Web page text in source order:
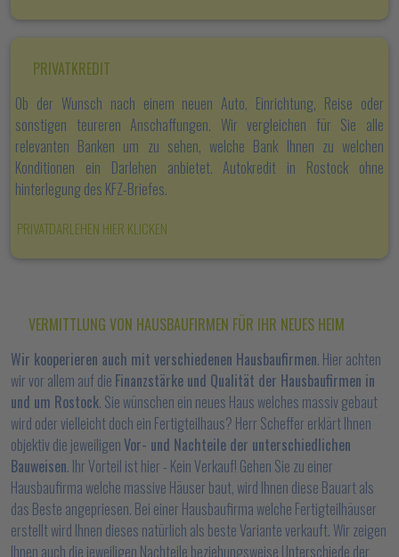
PRIVATKREDIT
Ob der Wunsch nach einem neuen Auto, Einrichtung, Reise oder
sonstigen teureren Anschaffungen. Wir vergleichen für Sie alle
relevanten Banken um zu sehen, welche Bank Ihnen zu welchen
Konditionen ein Darlehen anbietet. Autokredit in Rostock ohne
hinterlegung des KFZ-Briefes.
PRIVATDARLEHEN HIER KLICKEN
VERMITTLUNG VON HAUSBAUFIRMEN FÜR IHR NEUES HEIM
Wir kooperieren auch mit verschiedenen Hausbaufirmen. Hier achten
wir vor allem auf die Finanzstärke und Qualität der Hausbaufirmen in
und um Rostock. Sie wünschen ein neues Haus welches massiv gebaut
wird oder vielleicht doch ein Fertigteilhaus? Herr Scheffer erklärt Ihnen
objektiv die jeweiligenVor- und Nachteile der unterschiedlichen
Bauweisen. Ihr Vorteil ist hier - Kein Verkauf! Gehen Sie zu einer
Hausbaufirma welche massive Häuser baut, wird Ihnen diese Bauart als
das Beste angepriesen. Bei einer Hausbaufirma welche Fertigteilhäuser
erstellt wird Ihnen dieses natürlich als beste Variante verkauft. Wir zeigen
Ihnen auch die jeweiligen Nachteile beziehungsweise Unterschiede der